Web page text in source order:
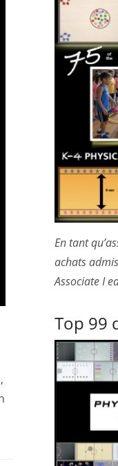
En tant
achats
Associate I
Top 99